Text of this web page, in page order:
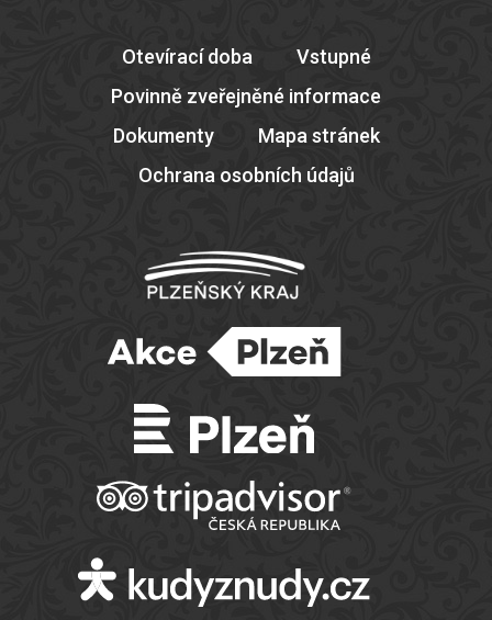
Otevírací doba
Vstupné
Povinně zveřejněné informace
Dokumenty
Mapa stránek
Ochrana osobních údajů